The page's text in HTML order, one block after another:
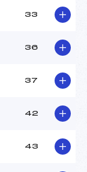
33
36
37
42
43